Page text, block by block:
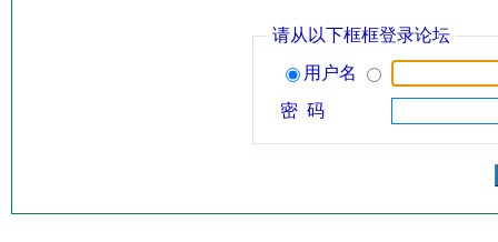
请从以下框框登录论坛
用户名
密 码